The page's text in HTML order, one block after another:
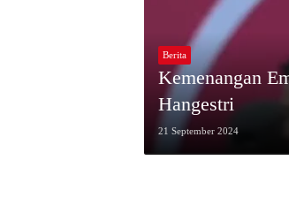
Berita
Kemenangan
Hangestri
21 September 2024